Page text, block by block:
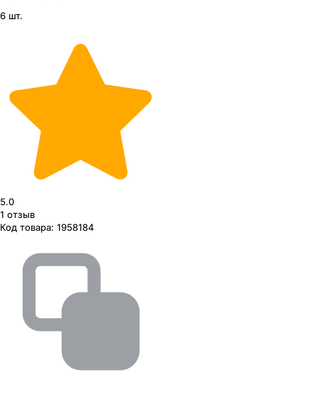
6 шт.
5.0
1 отзыв
Код товара: 1958184